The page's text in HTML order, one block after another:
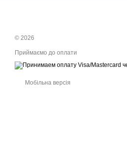
© 2026
Приймаємо до оплати
Мобільна версія